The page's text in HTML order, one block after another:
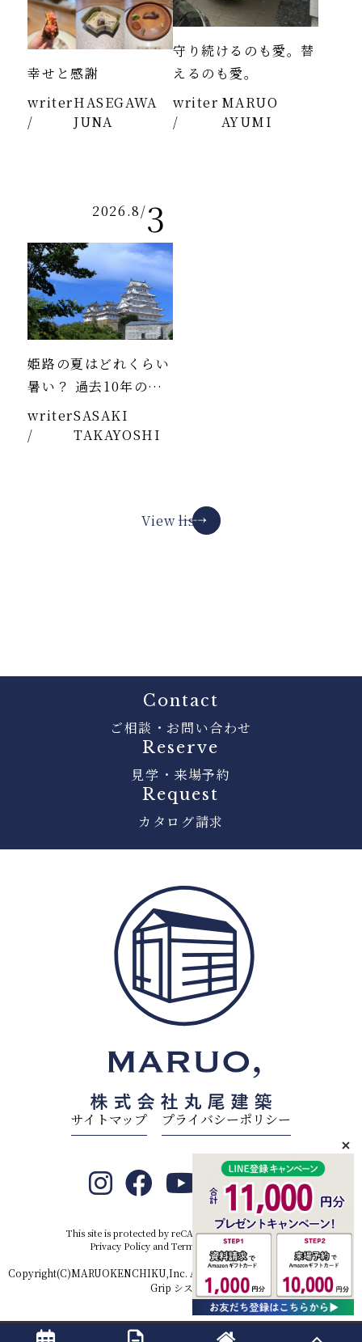
幸せと感謝
writer
/
HASEGAWA
JUNA
守り続けるのも愛。替
えるのも愛。
writer
/
MARUO
AYUMI
2026.8/3
姫路の夏はどれくらい
暑い？ 過去10年のデ
ータより
writer
/
SASAKI
TAKAYOSHI
View list
Contact
ご相談・お問い合わせ
Reserve
見学・来場予約
Request
カタログ請求
サイトマップ プライバシーポリシー
This site is protected by reCAPTCHA and the Google
Privacy Policyand Terms of Service
Copyright(C)MARUOKENCHIKU,Inc. All rights reserved.Produced by
Grip システム